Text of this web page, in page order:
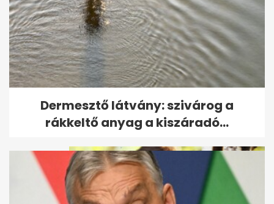
Jaylen Brown: elhajítottam a
telefonom, amikor Bostonból...
Dermesztő látvány: szivárog a
rákkeltő anyag a kiszáradó...